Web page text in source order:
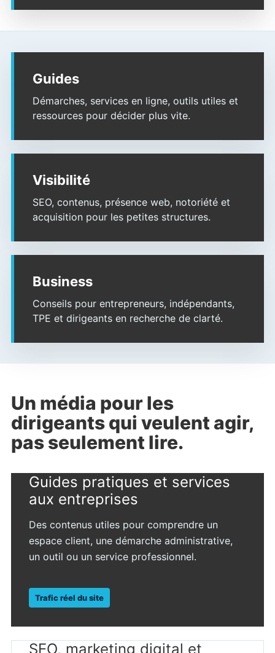
Guides
Démarches, services en ligne, outils utiles et
ressources pour décider plus vite.
Visibilité
SEO, contenus, présence web, notoriété et
acquisition pour les petites structures.
Business
Conseils pour entrepreneurs, indépendants,
TPE et dirigeants en recherche de clarté.
Un média pour les
dirigeants qui veulent agir,
pas seulement lire.
Guides pratiques et services
aux entreprises
Des contenus utiles pour comprendre un
espace client, une démarche administrative,
un outil ou un service professionnel.
Trafic réel du site
SEO, marketing digital et